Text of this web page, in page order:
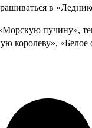
в
королеву»,